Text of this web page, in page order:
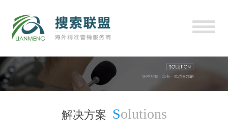
解决方案 Solutions